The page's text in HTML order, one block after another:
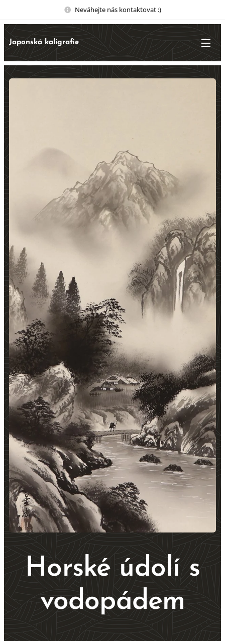
Neváhejte nás kontaktovat :)
Japonská kaligrafie
Horské údolí s
vodopádem